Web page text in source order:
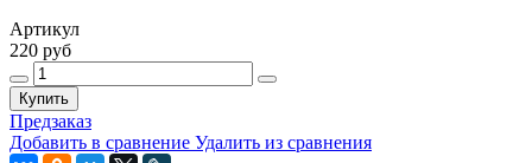
Артикул
220 руб
Купить
Предзаказ
Добавить в сравнение Удалить из сравнения